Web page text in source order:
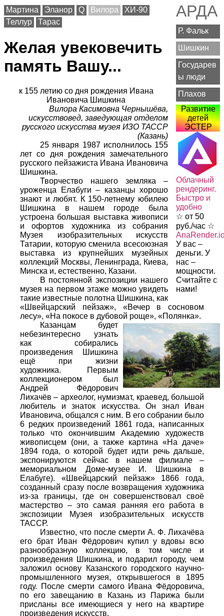
АРДА
Р. Фальк
Шишкин
Государев
ы люди
Плахов
Развитие
детей
ЭСТЕР
Облачный
рендеринг.
Быстро и
удобно
☆ от 50
руб./час ☆
У вас –
деньги. У
нас –
мощности.
Считайте с
нами!
Мартина Эланор Q Вилора
ХИ-90
Теллур
Тарас
Желая увековечить
память Вашу...
к 155 летию со дня рождения Ивана
Ивановича Шишкина
Вилора Касимовна Чернышёва,
искусствовед, заведующая отделом
русского искусства музея ИЗО ТАССР
(Казань)
25 января 1987 исполнилось 155
лет со дня рождения замечательного
русского пейзажиста Ивана Ивановича
Шишкина.
Творчество нашего земляка –
уроженца Елабуги – казанцы хорошо
знают и любят. К 150-летнему юбилею
Шишкина в нашем городе была
устроена большая выставка живописи
и офортов художника из собрания
Музея изобразительных искусств
Татарии, которую сменила всесоюзная
выставка из крупнейших музейных
коллекций Москвы, Ленинграда, Киева,
Минска и, естественно, Казани.
В постоянной экспозиции нашего
музея на первом этаже можно увидеть
такие известные полотна Шишкина, как
«Швейцарский пейзаж», «Вечер в сосновом
лесу», «На покосе в дубовой роще», «Полянка».
Казанцам будет
небезинтересно узнать
как собирались
произведения Шишкина
ещё при жизни
художника. Первым
коллекционером был
Андрей Фёдорович
Лихачёв – археолог, нумизмат, краевед, большой
любитель и знаток искусства. Он знал Иван
Ивановича, общался с ним. В его собрании было
6 редких произведений 1861 года, написанных
только что окончившим Академию художеств
живописцем (они, а также картина «На даче»
1894 года, о которой будет идти речь дальше,
экспонируются сейчас в нашем филиале –
мемориальном Доме-музее И. Шишкина в
Елабуге). «Швейцарский пейзаж» 1866 года,
созданный сразу после возвращения художника
из-за границы, где он совершенствовал своё
мастерство – это самая ранняя его работа в
экспозиции Музея изобразительных искусств
ТАССР.
Известно, что после смерти А. Ф. Лихачёва
его брат Иван Фёдорович купил у вдовы всю
разнообразную коллекцию, в том числе и
произведения Шишкина, и подарил городу, чем
заложил основу Казанского городского научно-
промышленного музея, открывшегося в 1895
году. После смерти самого Ивана Фёдоровича,
по его завещанию в Казань из Парижа были
присланы все имеющиеся у него на квартире
произведения искусств.